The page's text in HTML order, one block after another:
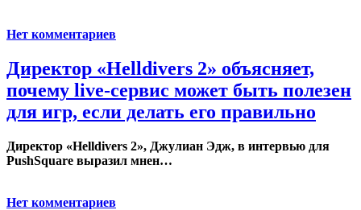
Нет комментариев
Директор «Helldivers 2» объясняет,
почему live-сервис может быть полезен
для игр, если делать его правильно
Директор «Helldivers 2», Джулиан Эдж, в интервью для
PushSquare выразил мнен…
Нет комментариев